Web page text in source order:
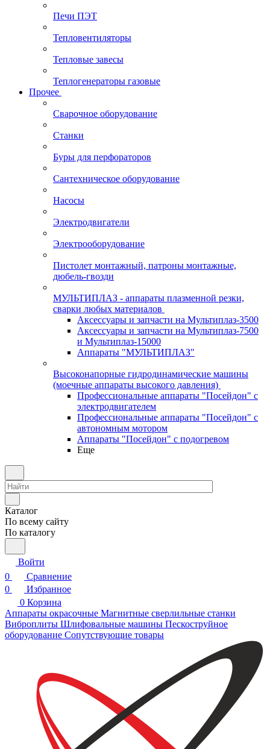
Печи ПЭТ
Тепловентиляторы
Тепловые завесы
Теплогенераторы газовые
Прочее
Сварочное оборудование
Станки
Буры для перфораторов
Сантехническое оборудование
Насосы
Электродвигатели
Электрооборудование
Пистолет монтажный, патроны монтажные,
дюбель-гвозди
МУЛЬТИПЛАЗ - аппараты плазменной резки,
сварки любых материалов
Аксессуары и запчасти на Мультиплаз-3500
Аксессуары и запчасти на Мультиплаз-7500
и Мультиплаз-15000
Аппараты "МУЛЬТИПЛАЗ"
Высоконапорные гидродинамические машины
(моечные аппараты высокого давления)
Профессиональные аппараты "Посейдон" с
электродвигателем
Профессиональные аппараты "Посейдон" с
автономным мотором
Аппараты "Посейдон" с подогревом
Еще
Каталог
По всему сайту
По каталогу
Войти
0
Сравнение
0
Избранное
0 Корзина
Аппараты окрасочные Магнитные сверлильные станки
Виброплиты Шлифовальные машины Пескоструйное
оборудование Сопутствующие товары